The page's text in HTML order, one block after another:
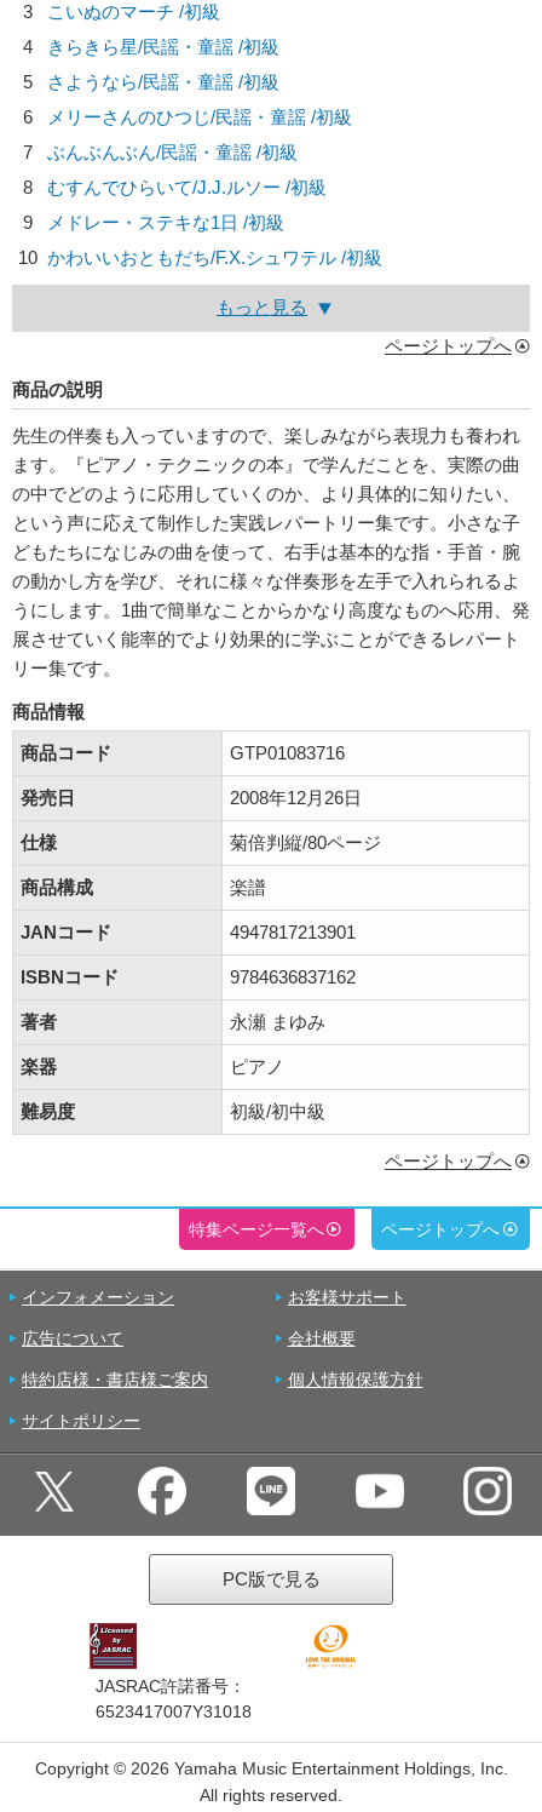
3
こいぬのマーチ /初級
4
きらきら星/民謡・童謡 /初級
5
さようなら/民謡・童謡 /初級
6
メリーさんのひつじ/民謡・童謡 /初級
7
ぶんぶんぶん/民謡・童謡 /初級
8
むすんでひらいて/J.J.ルソー /初級
9
メドレー・ステキな1日 /初級
10 かわいいおともだち/F.X.シュワテル /初級
もっと見る
ページトップへ
商品の説明
先生の伴奏も入っていますので、楽しみながら表現力も養われ
ます。『ピアノ・テクニックの本』で学んだことを、実際の曲
の中でどのように応用していくのか、より具体的に知りたい、
という声に応えて制作した実践レパートリー集です。小さな子
どもたちになじみの曲を使って、右手は基本的な指・手首・腕
の動かし方を学び、それに様々な伴奏形を左手で入れられるよ
うにします。1曲で簡単なことからかなり高度なものへ応用、発
展させていく能率的でより効果的に学ぶことができるレパート
リー集です。
商品情報
商品コード
GTP01083716
発売日 2008年12月26日
仕様 菊倍判縦/80ページ
商品構成 楽譜
JANコード 4947817213901
ISBNコード 9784636837162
著者 永瀬 まゆみ
楽器 ピアノ
難易度 初級/初中級
ページトップへ
特集ページ一覧へ ページトップへ
インフォメーション お客様サポート
広告について 会社概要
特約店様・書店様ご案内 個人情報保護方針
サイトポリシー
PC版で見る
JASRAC許諾番号：
6523417007Y31018
Copyright © 2026 Yamaha Music Entertainment Holdings, Inc.
All rights reserved.